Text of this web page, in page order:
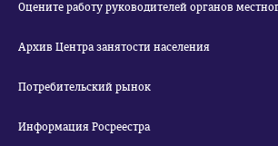
Оцените работу руководителей органов
Архив Центра занятости населения
Потребительский рынок
Информация Росреестра